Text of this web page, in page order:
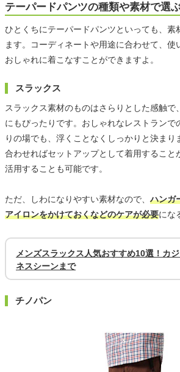
テーパードパンツの種類や素材で選
ひとくちにテーパードパンツといっても、素
ます。コーディネートや用途に合わせて、使
おしゃれに着こなすことができますよ。
スラックス
スラックス素材のものはさらりとした感触で
にもぴったりです。おしゃれなレストランで
りの場でも、浮くことなくしっかりと決まり
合わせればセットアップとして着用すること
活用することも可能です。
ただ、しわになりやすい素材なので、ハンガ
アイロンをかけておくなどのケアが必要にな
メンズスラックス人気おすすめ10選！カ
ネスシーンまで
チノパン